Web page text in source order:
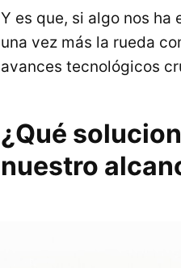
Y es que, si algo nos
una vez más la rueda
avances tecnológicos
¿Qué
nuestro